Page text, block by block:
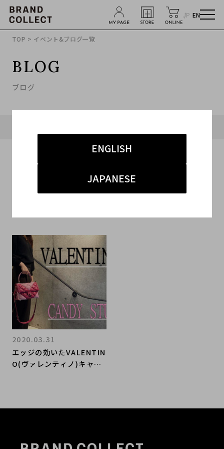
JP EN
ENGLISH
JAPANESE
TOP > イベント&ブログ一覧
BLOG
ブログ
エッジの効いたVALENTIN
O(ヴァレンティノ)キャン
2020.03.31